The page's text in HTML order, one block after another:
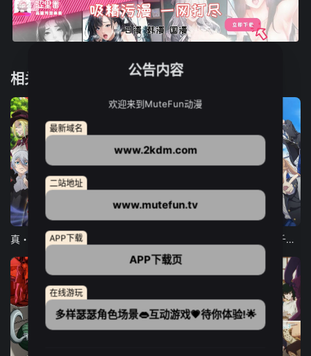
相关推荐
12集全 13集全
弹珠汽水瓶里的千岁同学
公告内容
欢迎来到MuteFun动漫
最新域名
www.2kdm.com
二站地址
www.mutefun.tv
APP下载
APP下载页
在线游玩
多样瑟瑟角色场景👄互动游戏💗待你体验!🌟